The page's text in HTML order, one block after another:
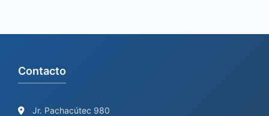
Contacto
Jr. Pachacútec 980